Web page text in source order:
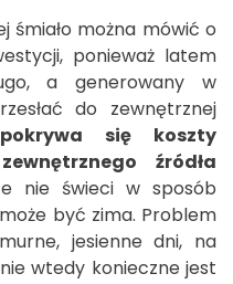
śmiało można mówić o
ponieważ latem
a generowany w
do zewnętrznej
pokrywa się koszty
źródła
nie świeci w sposób
być zima. Problem
jesienne dni, na
wtedy konieczne jest